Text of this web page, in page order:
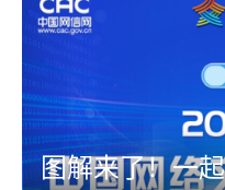
多元参与、形